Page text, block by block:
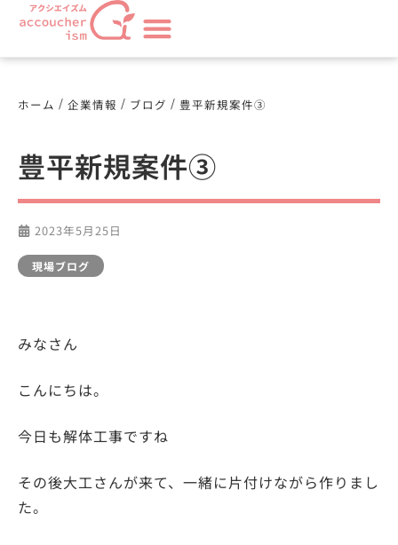
ホーム / 企業情報 / ブログ / 豊平新規案件③
豊平新規案件③
2023年5月25日
現場ブログ
みなさん
こんにちは。
今日も解体工事ですね
その後大工さんが来て、一緒に片付けながら作りまし
た。